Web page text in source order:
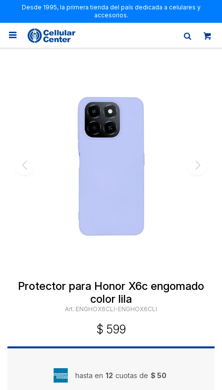
Desde 1995, la primera tienda del país dedicada a celulares y
accesorios.

Protector para Honor X6c engomado
color lila
ENGHOX6CLI-ENGHOX6CLI
$ 599
hasta en 12 cuotas de $ 50